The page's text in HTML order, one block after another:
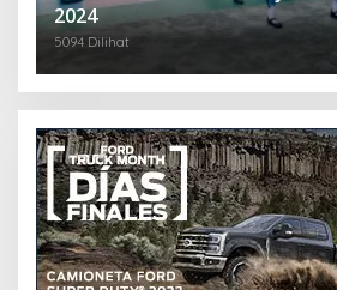
2024
5094 Dilihat